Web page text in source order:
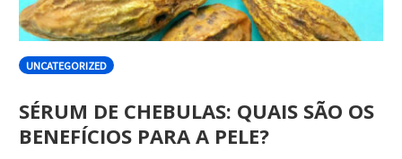
UNCATEGORIZED
SÉRUM DE CHEBULAS: QUAIS SÃO OS
BENEFÍCIOS PARA A PELE?